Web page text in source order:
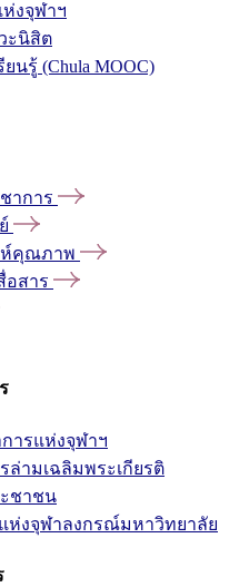
งจุฬาฯ
ะนิสิต
นรู้ (Chula MOOC)
าการ
ห์คุณภาพ
อสาร
ารแห่งจุฬาฯ
ล่ามเฉลิมพระเกียรติ
ชาชน
ห่งจุฬาลงกรณ์มหาวิทยาลัย